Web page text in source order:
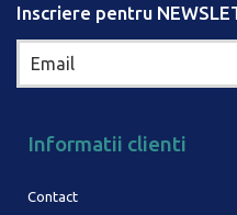
Inscriere pentru
Informatii clienti
Contact